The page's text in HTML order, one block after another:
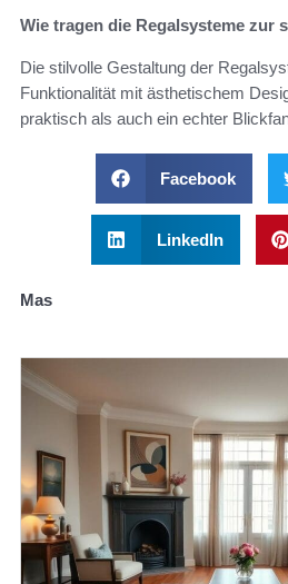
Wie tragen die Regalsysteme zur
Die stilvolle Gestaltung der
Funktionalität mit ästhetischem
praktisch als auch ein echter
Facebook
LinkedIn
Mas